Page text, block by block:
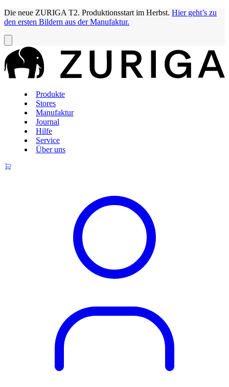
Die neue ZURIGA T2. Produktionsstart im Herbst. Hier geht’s zu
den ersten Bildern aus der Manufaktur.
Produkte
Stores
Manufaktur
Journal
Hilfe
Service
Über uns